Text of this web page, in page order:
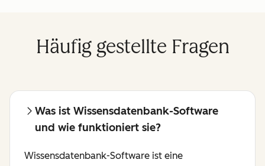
Häufig gestellte Fragen
Was ist Wissensdatenbank-Software
und wie funktioniert sie?
Wissensdatenbank-Software ist eine